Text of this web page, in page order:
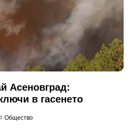
Асеновград:
в гасенето
Общество